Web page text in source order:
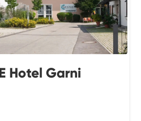
Hotel Garni